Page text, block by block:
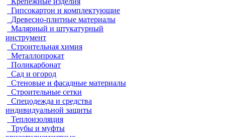
Гипсокартон и комплектующие
Древесно-плитные материалы
Малярный и штукатурный
инструмент
Строительная химия
Металлопрокат
Поликарбонат
Сад и огород
Стеновые и фасадные материалы
Строительные сетки
Спецодежда и средства
индивидуальной защиты
Теплоизоляция
Трубы и муфты